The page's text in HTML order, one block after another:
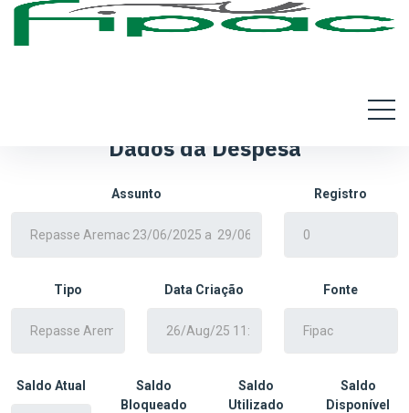
Dados da Despesa
Assunto Registro
Tipo Data Criação Fonte
Saldo Atual
Saldo
Bloqueado
Saldo
Utilizado
Saldo
Disponível